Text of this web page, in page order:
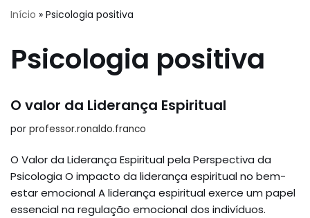
Início » Psicologia positiva
Psicologia positiva
O valor da Liderança Espiritual
por professor.ronaldo.franco
O Valor da Liderança Espiritual pela Perspectiva da
Psicologia O impacto da liderança espiritual no bem-
estar emocional A liderança espiritual exerce um papel
essencial na regulação emocional dos indivíduos.